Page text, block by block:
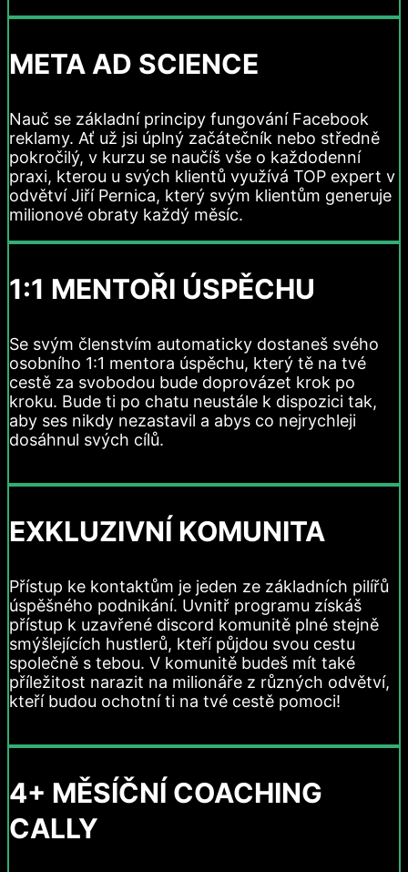
META AD SCIENCE
Nauč se základní principy fungování Facebook
reklamy. Ať už jsi úplný začátečník nebo středně
pokročilý, v kurzu se naučíš vše o každodenní
praxi, kterou u svých klientů využívá TOP expert v
odvětví Jiří Pernica, který svým klientům generuje
milionové obraty každý měsíc.
1:1 MENTOŘI ÚSPĚCHU
Se svým členstvím automaticky dostaneš svého
osobního 1:1 mentora úspěchu, který tě na tvé
cestě za svobodou bude doprovázet krok po
kroku. Bude ti po chatu neustále k dispozici tak,
aby ses nikdy nezastavil a abys co nejrychleji
dosáhnul svých cílů.
EXKLUZIVNÍ KOMUNITA
Přístup ke kontaktům je jeden ze základních pilířů
úspěšného podnikání. Uvnitř programu získáš
přístup k uzavřené discord komunitě plné stejně
smýšlejících hustlerů, kteří půjdou svou cestu
společně s tebou. V komunitě budeš mít také
příležitost narazit na milionáře z různých odvětví,
kteří budou ochotní ti na tvé cestě pomoci!
4+ MĚSÍČNÍ COACHING
CALLY